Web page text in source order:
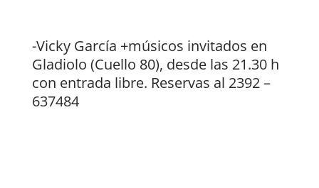
-Vicky García +músicos invitados en
Gladiolo (Cuello 80), desde las 21.30 h
con entrada libre. Reservas al 2392 –
637484